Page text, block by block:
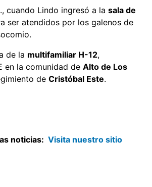
cuando Lindo ingresó a la sala de
ser atendidos por los galenos de
de la multifamiliar H-12,
en la comunidad de Alto de Los
de Cristóbal Este.
noticias: Visita nuestro sitio